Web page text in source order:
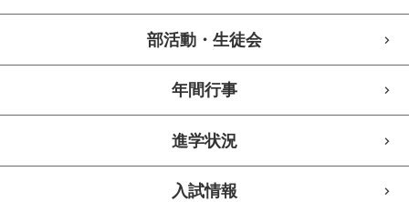
部活動・生徒会
年間行事
進学状況
入試情報